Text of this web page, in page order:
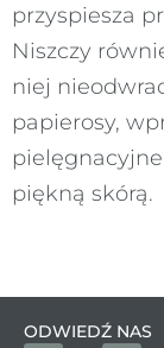
przyspiesza
Niszczy
niej
papierosy,
piękną skórą.
ODWIEDŹ NAS